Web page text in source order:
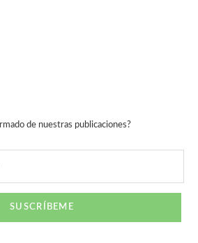
de nuestras publicaciones?